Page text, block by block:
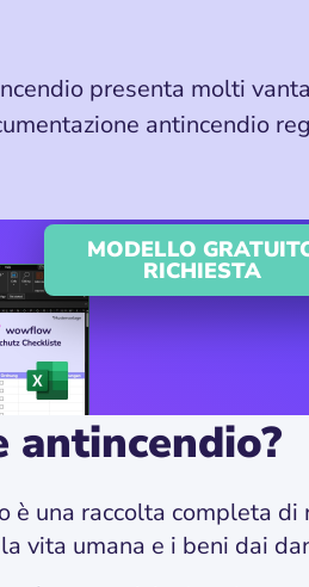
presenta molti
antincendio
MODELLO
RICHIESTA
antincendio?
è una raccolta completa di
vita umana e i beni dai